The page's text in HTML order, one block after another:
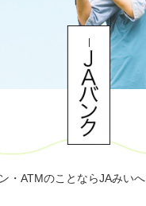
・ATMのことならJAみいへ